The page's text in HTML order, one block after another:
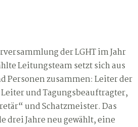
der LGHT im Jahr
Leitungsteam setzt sich aus
Personen zusammen: Leiter der
und Tagungsbeauftragter,
und Schatzmeister. Das
drei Jahre neu gewählt, eine